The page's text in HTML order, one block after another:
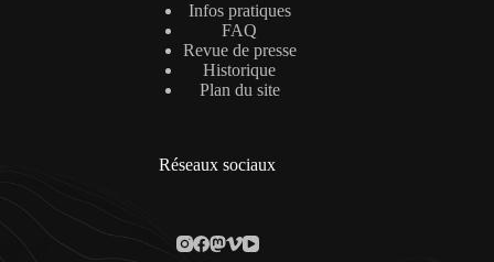
Infos pratiques
FAQ
Revue de presse
Historique
Plan du site
Réseaux sociaux